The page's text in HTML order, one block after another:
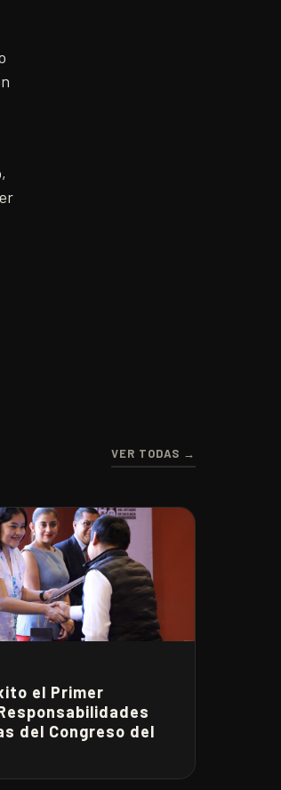
VER TODAS →
el Primer
del Congreso del